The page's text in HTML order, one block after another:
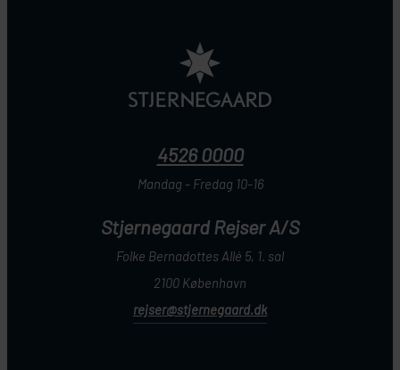
4526 0000
Mandag - Fredag 10-16
Stjernegaard Rejser A/S
Folke Bernadottes Allé 5, 1. sal
2100 København
rejser@stjernegaard.dk